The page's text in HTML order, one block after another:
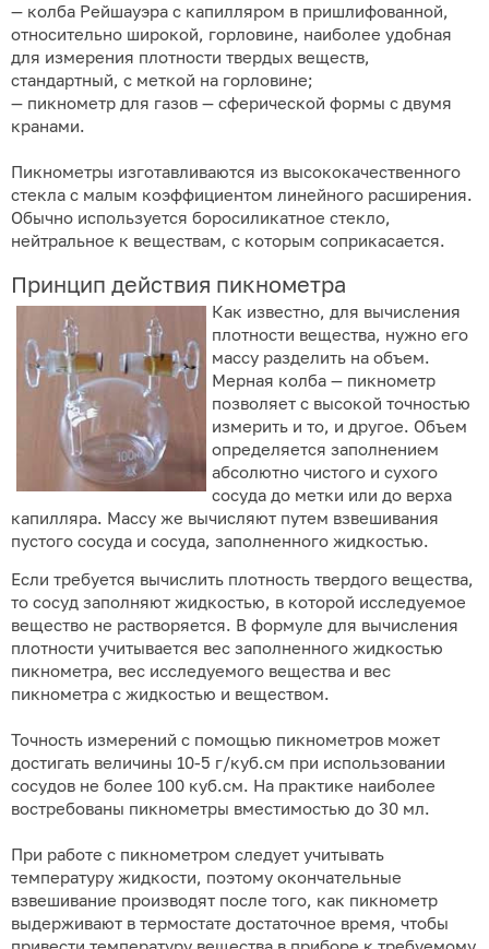
— колба Рейшауэра с капилляром в пришлифованной,
относительно широкой, горловине, наиболее удобная
для измерения плотности твердых веществ,
стандартный, с меткой на горловине;
— пикнометр для газов — сферической формы с двумя
кранами.
Пикнометры изготавливаются из высококачественного
стекла с малым коэффициентом линейного расширения.
Обычно используется боросиликатное стекло,
нейтральное к веществам, с которым соприкасается.
Принцип действия пикнометра
Как известно, для вычисления
плотности вещества, нужно его
массу разделить на объем.
Мерная колба — пикнометр
позволяет с высокой точностью
измерить и то, и другое. Объем
определяется заполнением
абсолютно чистого и сухого
сосуда до метки или до верха
капилляра. Массу же вычисляют путем взвешивания
пустого сосуда и сосуда, заполненного жидкостью.
Если требуется вычислить плотность твердого вещества,
то сосуд заполняют жидкостью, в которой исследуемое
вещество не растворяется. В формуле для вычисления
плотности учитывается вес заполненного жидкостью
пикнометра, вес исследуемого вещества и вес
пикнометра с жидкостью и веществом.
Точность измерений с помощью пикнометров может
достигать величины 10-5 г/куб.см при использовании
сосудов не более 100 куб.см. На практике наиболее
востребованы пикнометры вместимостью до 30 мл.
При работе с пикнометром следует учитывать
температуру жидкости, поэтому окончательные
взвешивание производят после того, как пикнометр
выдерживают в термостате достаточное время, чтобы